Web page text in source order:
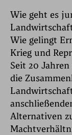
Wie geht es
Wie gelingt
Krieg und
Seit 20
die
Alternativen